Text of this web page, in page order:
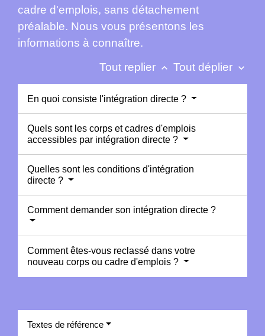
cadre d'emplois, sans détachement
préalable. Nous vous présentons les
informations à connaître.
Tout replier keyboard_arrow_up Tout déplier keyboard_arrow_down
En quoi consiste l'intégration directe ?
Quels sont les corps et cadres d'emplois
accessibles par intégration directe ?
Quelles sont les conditions d'intégration
directe ?
Comment demander son intégration directe ?
Comment êtes-vous reclassé dans votre
nouveau corps ou cadre d'emplois ?
Textes de référence